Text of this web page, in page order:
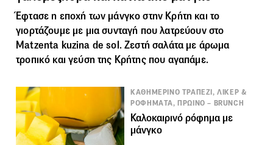
Έφτασε η εποχή των μάνγκοστην Κρήτη και το
γιορτάζουμε με μια συνταγή που λατρεύουν στο
Matzenta kuzina de sol. Ζεστή σαλάτα με άρωμα
τροπικό και γεύση της Κρήτης που αγαπάμε.
ΚΑΘΗΜΕΡΙΝΟ ΤΡΑΠΕΖΙ, ΛΙΚΕΡ &
ΡΟΦΗΜΑΤΑ, ΠΡΩΙΝΟ – BRUNCH
Καλοκαιρινό ρόφημα με
μάνγκο